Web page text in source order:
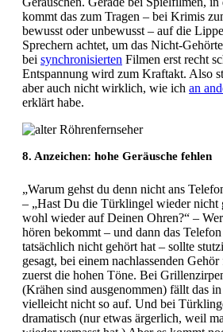
kommt das zum Tragen – bei Krimis
bewusst oder unbewusst – auf die
Sprechern achtet, um das Nicht-
bei synchronisierten Filmen erst recht
Entspannung wird zum Kraftakt. Also
aber auch nicht wirklich, wie ich an
erklärt habe.
8. Anzeichen: hohe Geräusche fehlen
„Warum gehst du denn nicht ans
– „Hast Du die Türklingel wieder nicht
wohl wieder auf Deinen Ohren?“ –
hören bekommt – und dann das
tatsächlich nicht gehört hat – sollte
gesagt, bei einem nachlassenden
zuerst die hohen Töne. Bei
(Krähen sind ausgenommen) fällt das
vielleicht nicht so auf. Und bei
dramatisch (nur etwas ärgerlich, weil